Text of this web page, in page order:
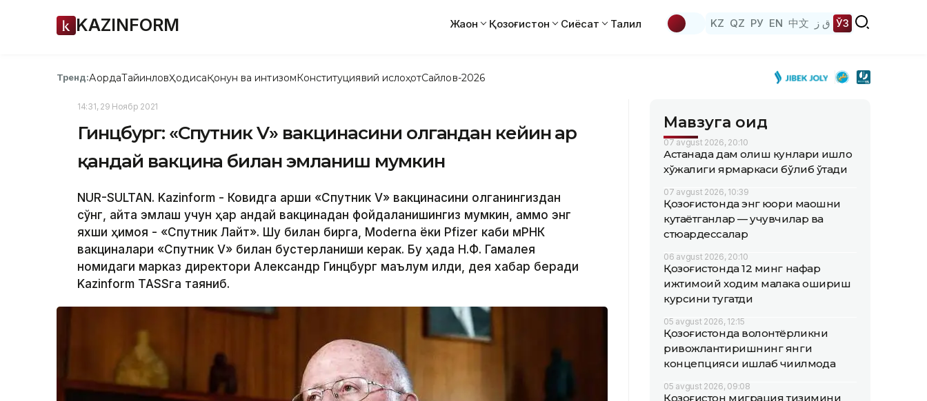
KAZINFORM Жаҳон Қозоғистон Сиёсат Таҳлил KZ QZ РУ EN 中文 ق ز ЎЗ
Тренд:АқордаТайинловҲодисаҚонун ва интизомКонституциявий ислоҳотСайлов-2026
14:31, 29 Ноябр 2021
Гинцбург: «Спутник V» вакцинасини олгандан кейин ҳар
қандай вакцина билан эмланиш мумкин
NUR-SULTAN. Kazinform - Ковидга қарши «Спутник V» вакцинасини олганингиздан
сўнг, қайта эмлаш учун ҳар қандай вакцинадан фойдаланишингиз мумкин, аммо энг
яхши ҳимоя - «Спутник Лайт». Шу билан бирга, Моderna ёки Pfizer каби мРНК
вакциналари «Спутник V» билан бустерланиши керак. Бу ҳақда Н.Ф. Гамалея
номидаги марказ директори Aлександр Гинцбург маълум қилди, дея хабар беради
Kazinform TASSга таяниб.
Мавзуга оид
07 avgust 2026, 20:10
Астанада дам олиш кунлари қишлоқ
хўжалиги ярмаркаси бўлиб ўтади
07 avgust 2026, 10:39
Қозоғистонда энг юқори маошни
кутаётганлар — учувчилар ва
стюардессалар
06 avgust 2026, 20:10
Қозоғистонда 12 минг нафар
ижтимоий ходим малака ошириш
курсини тугатди
05 avgust 2026, 12:15
Қозоғистонда волонтёрликни
ривожлантиришнинг янги
концепцияси ишлаб чиқилмоқда
05 avgust 2026, 09:08
Қозоғистон миграция тизимини